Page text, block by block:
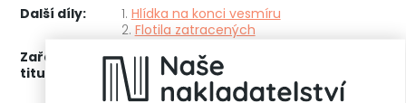
Další díly:
1. Hlídka na konci vesmíru
2. Flotila zatracených
Zařažení
titulu:
Kategorie > Sci-fi, fantasy a komiksy
Fantasy